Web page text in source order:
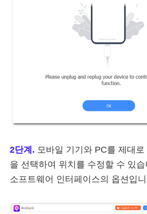
2단계. 모바일 기기와 PC를 제대
을 선택하여 위치를 수정할 수 있습
소프트웨어 인터페이스의 옵션입